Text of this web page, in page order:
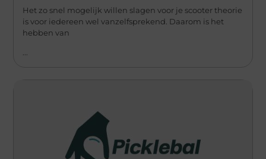
Het zo snel mogelijk willen slagen voor je scooter theorie
is voor iedereen wel vanzelfsprekend. Daarom is het
hebben van